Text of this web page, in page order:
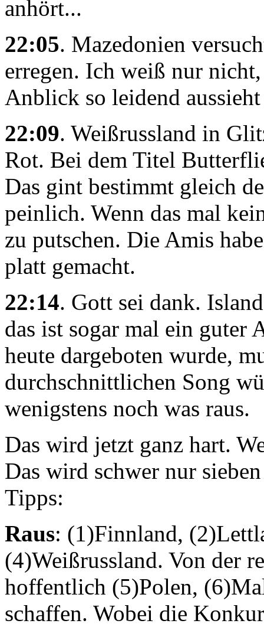
anhört...
22:05. Mazedonien
erregen. Ich weiß nur
Anblick so leidend
22:09. Weißrussland in
Rot. Bei dem Titel
Das gint bestimmt gleich
peinlich. Wenn das mal
zu putschen. Die Amis
platt gemacht.
22:14. Gott sei dank.
das ist sogar mal ein guter
heute dargeboten wurde,
durchschnittlichen Song
wenigstens noch was raus.
Das wird jetzt ganz hart.
Das wird schwer nur
Tipps:
Raus: (1)Finnland,
(4)Weißrussland. Von der
hoffentlich (5)Polen,
schaffen. Wobei die